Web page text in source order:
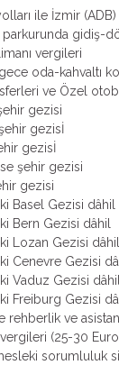
ile İzmir
gidiş-
vergileri
oda-kahvaltı
ve Özel
gezisi
gezisİ
gezisİ
şehir gezisi
gezisi
Basel Gezisi dâhil
Bern Gezisi dâhil
Lozan Gezisi dâhil
Cenevre Gezisi
Vaduz Gezisi dâhil
Freiburg Gezisi
rehberlik ve
(25-30
sorumluluk